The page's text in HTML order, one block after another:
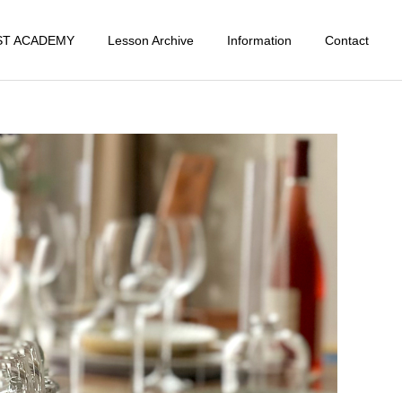
ACADEMY Lesson Archive Information Contact